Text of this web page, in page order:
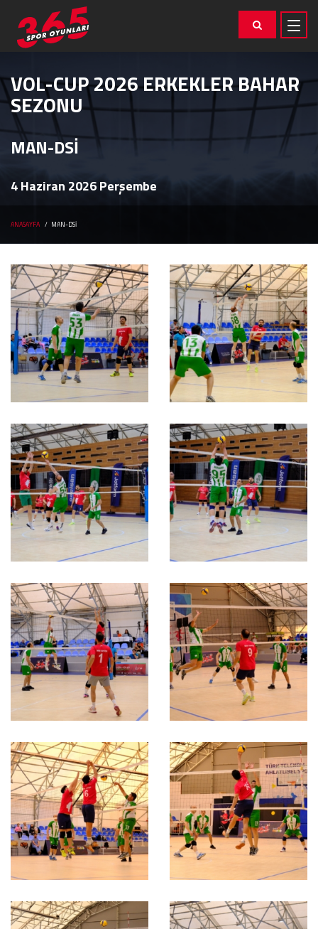
VOL-CUP 2026 ERKEKLER BAHAR
SEZONU
MAN-DSİ
4 Haziran 2026 Perşembe
ANASAYFA MAN-DSİ